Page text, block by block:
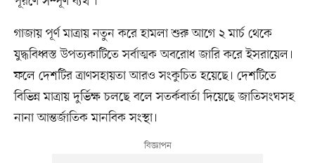
গাজায় পূর্ণ মাত্রায় নতুন করে হামলা শুরু আগে ২ মার্চ থেকে
যুদ্ধবিধ্বস্ত উপত্যকাটিতে সর্বাত্মক অবরোধ জারি করে ইসরায়েল।
ফলে দেশটির ত্রাণসহায়তা আরও সংকুচিত হয়েছে। দেশটিতে
বিভিন্ন মাত্রায় দুর্ভিক্ষ চলছে বলে সতর্কবার্তা দিয়েছে জাতিসংঘসহ
নানা আন্তর্জাতিক মানবিক সংস্থা।